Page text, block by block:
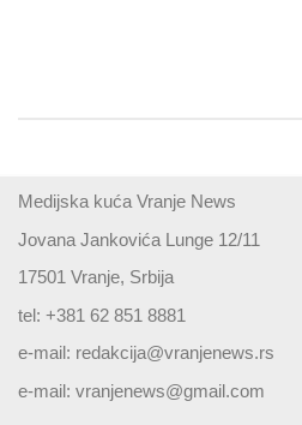
Medijska kuća Vranje News
Jovana Jankovića Lunge 12/11
17501 Vranje, Srbija
tel: +381 62 851 8881
e-mail: redakcija@vranjenews.rs
e-mail: vranjenews@gmail.com